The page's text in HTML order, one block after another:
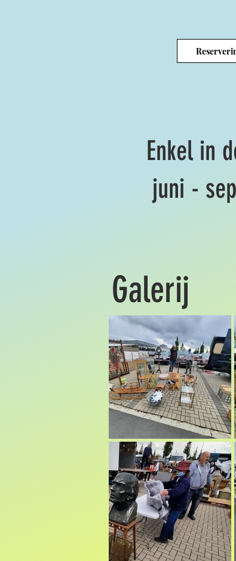
Enkel in
juni -
Galerij